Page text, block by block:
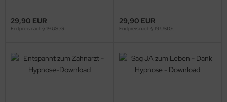
29,90 EUR
Endpreis nach § 19 UStG.
29,90 EUR
Endpreis nach § 19 UStG.